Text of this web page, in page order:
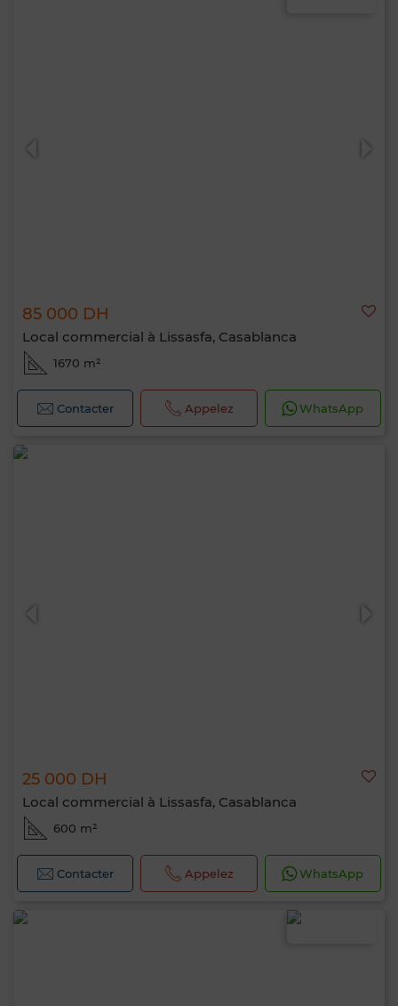
85 000 DH
Local commercial à Lissasfa, Casablanca
1670 m²
Contacter Appelez WhatsApp
25 000 DH
Local commercial à Lissasfa, Casablanca
600 m²
Contacter Appelez WhatsApp